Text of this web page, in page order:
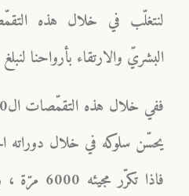
لنتغلّب في خلال هذه
البشريّ والارتقاء بأرواحنا
يحسّن سلوكه في خلال دوراته
فاذا